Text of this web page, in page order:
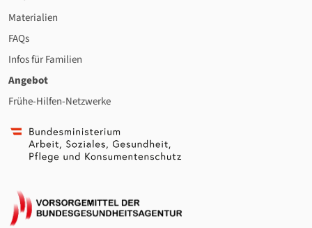
Materialien
FAQs
Infos für Familien
Angebot
Frühe-Hilfen-Netzwerke